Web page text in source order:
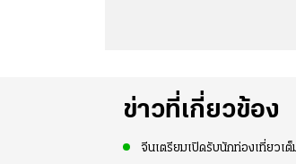
ข่าวที่เกี่ยวข้อง
จีนเตรียมเปิดรับนักท่องเที่ยวเ